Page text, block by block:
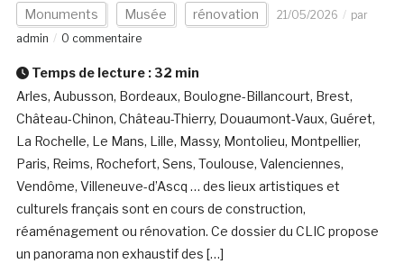
Monuments Musée rénovation 21/05/2026
par
admin
0 commentaire
Temps de lecture : 32 min
Arles, Aubusson, Bordeaux, Boulogne-Billancourt, Brest,
Château-Chinon, Château-Thierry, Douaumont-Vaux, Guéret,
La Rochelle, Le Mans, Lille, Massy, Montolieu, Montpellier,
Paris, Reims, Rochefort, Sens, Toulouse, Valenciennes,
Vendôme, Villeneuve-d’Ascq … des lieux artistiques et
culturels français sont en cours de construction,
réaménagement ou rénovation. Ce dossier du CLIC propose
un panorama non exhaustif des […]